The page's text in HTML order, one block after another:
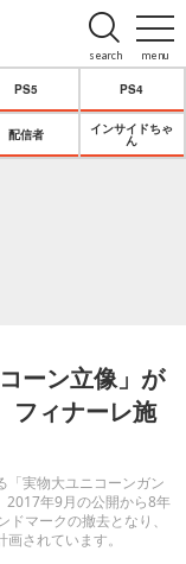
menu
search
PS5 PS4
配信者
インサイドちゃ
ん
ーン立像」が
フィナーレ施
「実物大ユニコーンガン
2017年9月の公開から8年
マークの撤去となり、
されています。